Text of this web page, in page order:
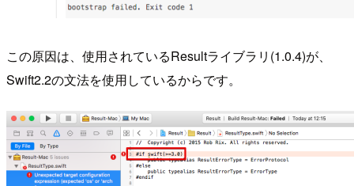
この原因は、使用されているResultライブラリ(1.0.4)が、
Swift2.2の文法を使用しているからです。